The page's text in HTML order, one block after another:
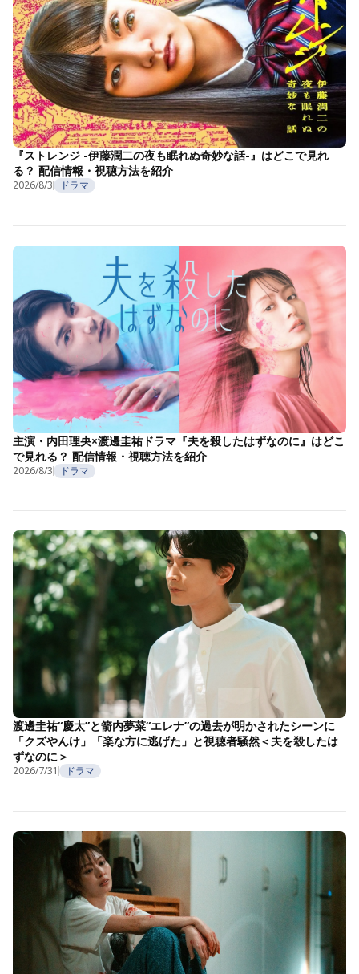
『ストレンジ -伊藤潤二の夜も眠れぬ奇妙な話-』はどこで見れ
る？ 配信情報・視聴方法を紹介
2026/8/3 ドラマ
主演・内田理央×渡邊圭祐ドラマ『夫を殺したはずなのに』はどこ
で見れる？ 配信情報・視聴方法を紹介
2026/8/3 ドラマ
渡邊圭祐“慶太”と箭内夢菜“エレナ”の過去が明かされたシーンに
「クズやんけ」「楽な方に逃げた」と視聴者騒然＜夫を殺したは
ずなのに＞
2026/7/31 ドラマ